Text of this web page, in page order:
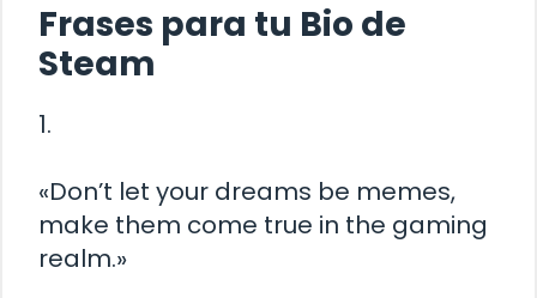
Frases para tu Bio de
Steam
1.
«Don’t let your dreams be memes,
make them come true in the gaming
realm.»